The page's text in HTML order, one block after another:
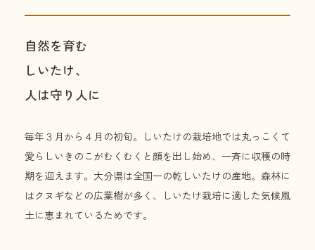
自然を育む
しいたけ、
人は守り人に
毎年３月から４月の初旬。しいたけの栽培地では丸っこくて
愛らしいきのこがむくむくと顔を出し始め、一斉に収穫の時
期を迎えます。大分県は全国一の乾しいたけの産地。森林に
はクヌギなどの広葉樹が多く、しいたけ栽培に適した気候風
土に恵まれているためです。